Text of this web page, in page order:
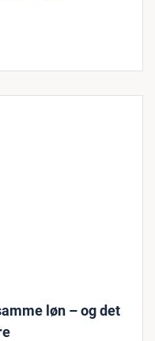
løn – og det